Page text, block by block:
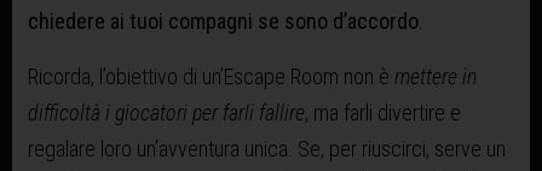
chiedere ai tuoi compagni se sono d’accordo.
Ricorda, l’obiettivo di un’Escape Room non è mettere in
difficoltà i giocatori per farli fallire, ma farli divertire e
regalare loro un’avventura unica. Se, per riuscirci, serve un